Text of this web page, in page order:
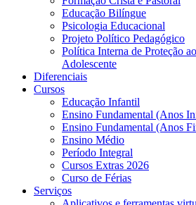
Educação Bilíngue
Psicologia Educacional
Projeto Político Pedagógico
Política Interna de Proteção
Adolescente
Diferenciais
Cursos
Educação Infantil
Ensino Fundamental (Anos
Ensino Fundamental (Anos
Ensino Médio
Período Integral
Cursos Extras 2026
Curso de Férias
Serviços